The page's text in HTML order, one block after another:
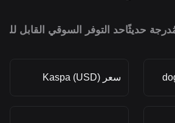
حديثًاحد التوفر السوقي القابل
سعر Kaspa (USD)